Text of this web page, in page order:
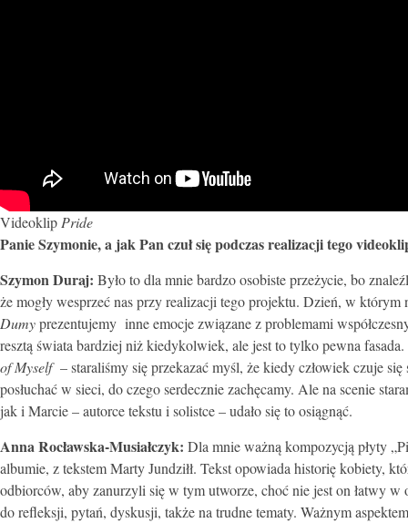
Videoklip Pride
Panie Szymonie, a jak Pan czuł się podczas realizacji tego
Szymon Duraj: Było to dla mnie bardzo osobiste przeżycie, bo
że mogły wesprzeć nas przy realizacji tego projektu. Dzień, w
Dumyprezentujemy inne emocje związane z problemami
resztą świata bardziej niż kiedykolwiek, ale jest to tylko pewna
of Myself– staraliśmy się przekazać myśl, że kiedy człowiek czuje
posłuchać w sieci, do czego serdecznie zachęcamy. Ale na scenie
jak i Marcie – autorce tekstu i solistce – udało się to osiągnąć.
Anna Rocławska-Musiałczyk: Dla mnie ważną kompozycją płyty
albumie, z tekstem Marty Jundziłł. Tekst opowiada historię kobiety,
odbiorców, aby zanurzyli się w tym utworze, choć nie jest on łatwy
do refleksji, pytań, dyskusji, także na trudne tematy. Ważnym